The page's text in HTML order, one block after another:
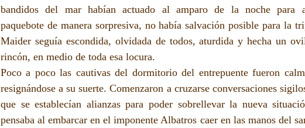
bandidos del mar habían actuado al amparo de la noche para
paquebote de manera sorpresiva, no había salvación posible para la
Maider seguía escondida, olvidada de todos, aturdida y hecha un
rincón, en medio de toda esa locura.
Poco a poco las cautivas del dormitorio del entrepuente fueron
resignándose a su suerte. Comenzaron a cruzarse conversaciones
que se establecían alianzas para poder sobrellevar la nueva
pensaba al embarcar en el imponente Albatros caer en las manos del